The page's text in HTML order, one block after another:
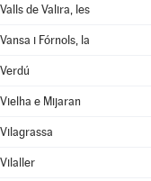
Valls de Valira, les
Vansa i Fórnols, la
Verdú
Vielha e Mijaran
Vilagrassa
Vilaller